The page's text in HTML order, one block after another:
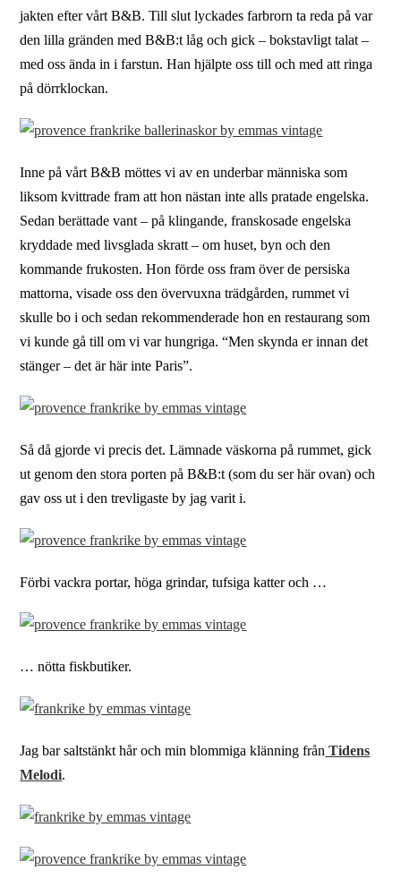
jakten efter vårt B&B. Till slut lyckades farbrorn ta reda på var
den lilla gränden med B&B:t låg och gick – bokstavligt talat –
med oss ända in i farstun. Han hjälpte oss till och med att ringa
på dörrklockan.
Inne på vårt B&B möttes vi av en underbar människa som
liksom kvittrade fram att hon nästan inte alls pratade engelska.
Sedan berättade vant – på klingande, franskosade engelska
kryddade med livsglada skratt – om huset, byn och den
kommande frukosten. Hon förde oss fram över de persiska
mattorna, visade oss den övervuxna trädgården, rummet vi
skulle bo i och sedan rekommenderade hon en restaurang som
vi kunde gå till om vi var hungriga. “Men skynda er innan det
stänger – det är här inte Paris”.
Så då gjorde vi precis det. Lämnade väskorna på rummet, gick
ut genom den stora porten på B&B:t (som du ser här ovan) och
gav oss ut i den trevligaste by jag varit i.
Förbi vackra portar, höga grindar, tufsiga katter och …
… nötta fiskbutiker.
Jag bar saltstänkt hår och min blommiga klänning från Tidens
Melodi.